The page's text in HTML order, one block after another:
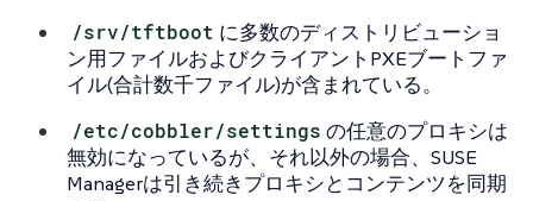
/srv/tftboot に多数のディストリビューショ
ン用ファイルおよびクライアントPXEブートファ
イル(合計数千ファイル)が含まれている。
/etc/cobbler/settings の任意のプロキシは
無効になっているが、それ以外の場合、SUSE
Managerは引き続きプロキシとコンテンツを同期